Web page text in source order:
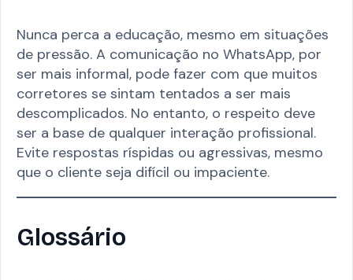
Nunca perca a educação, mesmo em situações
de pressão. A comunicação no WhatsApp, por
ser mais informal, pode fazer com que muitos
corretores se sintam tentados a ser mais
descomplicados. No entanto, o respeito deve
ser a base de qualquer interação profissional.
Evite respostas ríspidas ou agressivas, mesmo
que o cliente seja difícil ou impaciente.
Glossário